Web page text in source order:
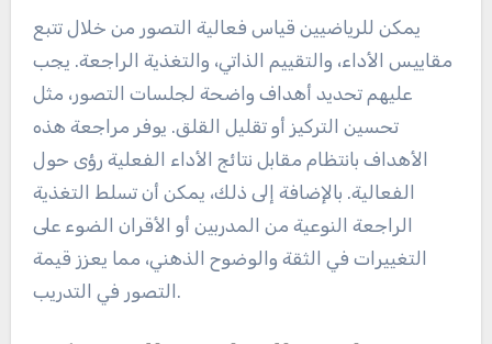
يمكن للرياضيين قياس فعالية التصور من خلال تتبع
مقاييس الأداء، والتقييم الذاتي، والتغذية الراجعة. يجب
عليهم تحديد أهداف واضحة لجلسات التصور، مثل
تحسين التركيز أو تقليل القلق. يوفر مراجعة هذه
الأهداف بانتظام مقابل نتائج الأداء الفعلية رؤى حول
الفعالية. بالإضافة إلى ذلك، يمكن أن تسلط التغذية
الراجعة النوعية من المدربين أو الأقران الضوء على
التغييرات في الثقة والوضوح الذهني، مما يعزز قيمة
التصور في التدريب.